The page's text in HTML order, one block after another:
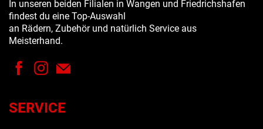
In unseren beiden Filialen in Wangen und Friedrichshafen
findest du eine Top-Auswahl
an Rädern, Zubehör und natürlich Service aus
Meisterhand.
SERVICE